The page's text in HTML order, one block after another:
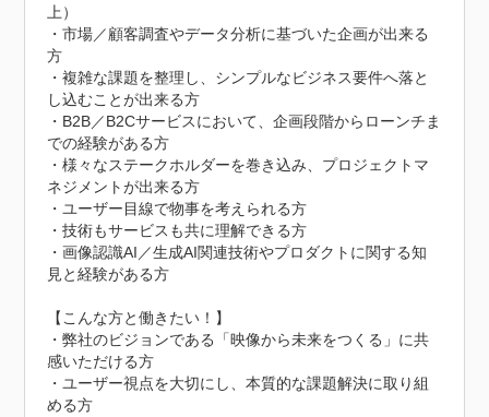
上）
・市場／顧客調査やデータ分析に基づいた企画が出来る
方
・複雑な課題を整理し、シンプルなビジネス要件へ落と
し込むことが出来る方
・B2B／B2Cサービスにおいて、企画段階からローンチま
での経験がある方
・様々なステークホルダーを巻き込み、プロジェクトマ
ネジメントが出来る方
・ユーザー目線で物事を考えられる方
・技術もサービスも共に理解できる方
・画像認識AI／生成AI関連技術やプロダクトに関する知
見と経験がある方
【こんな方と働きたい！】
・弊社のビジョンである「映像から未来をつくる」に共
感いただける方
・ユーザー視点を大切にし、本質的な課題解決に取り組
める方